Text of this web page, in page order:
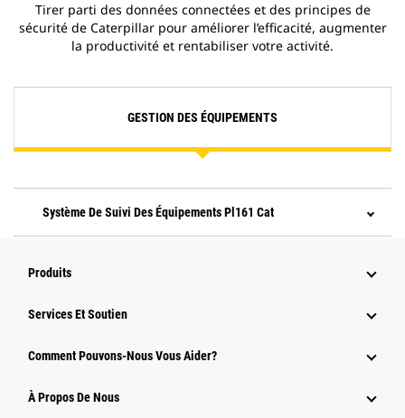
Tirer parti des données connectées et des principes de
sécurité de Caterpillar pour améliorer l’efficacité, augmenter
la productivité et rentabiliser votre activité.
GESTION DES ÉQUIPEMENTS
Système De Suivi Des Équipements Pl161 Cat
Produits
Services Et Soutien
Comment Pouvons-Nous Vous Aider?
À Propos De Nous